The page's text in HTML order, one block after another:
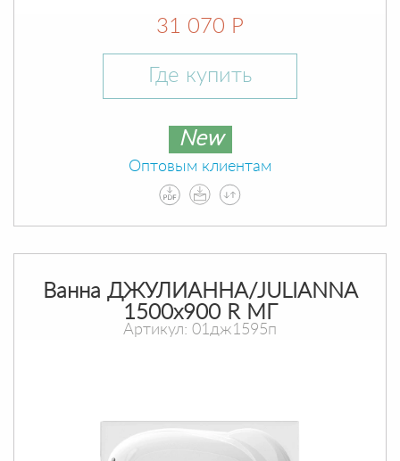
31 070 Р
Где купить
New
Оптовым клиентам
Ванна ДЖУЛИАННА/JULIANNA
1500х900 R МГ
Артикул: 01дж1595п